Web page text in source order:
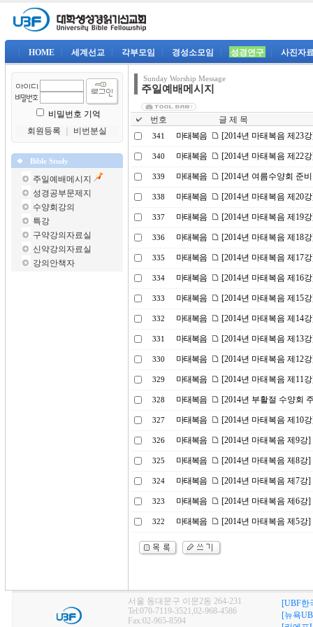
HOME 세계선교 각부모임 경성소모임 성경연구 사진자
비밀번호 기억
회원등록
비번분실
Bible Study
주일예배메시지
성경공부문제지
수양회강의
특강
구약강의자료실
신약강의자료실
강의안책자
Sunday Worship Message
주일예배메시지
번호 글 제 목
341 마태복음 [2014년 마태복음 제23
340 마태복음 [2014년 마태복음 제22
339 마태복음 [2014년 여름수양회 준
338 마태복음 [2014년 마태복음 제20
337 마태복음 [2014년 마태복음 제19
336 마태복음 [2014년 마태복음 제18
335 마태복음 [2014년 마태복음 제17
334 마태복음 [2014년 마태복음 제16
333 마태복음 [2014년 마태복음 제15
332 마태복음 [2014년 마태복음 제14
331 마태복음 [2014년 마태복음 제13
330 마태복음 [2014년 마태복음 제12
329 마태복음 [2014년 마태복음 제11
328 마태복음 [2014년 부활절 수양회
327 마태복음 [2014년 마태복음 제10
326 마태복음 [2014년 마태복음 제9
325 마태복음 [2014년 마태복음 제8
324 마태복음 [2014년 마태복음 제7강
323 마태복음 [2014년 마태복음 제6강
322 마태복음 [2014년 마태복음 제5강
서울 동대문구 이문2동 264-231
Tel:070-7119-3521,02-968-4586
Fax:02-965-8594
[UBF한
[뉴욕